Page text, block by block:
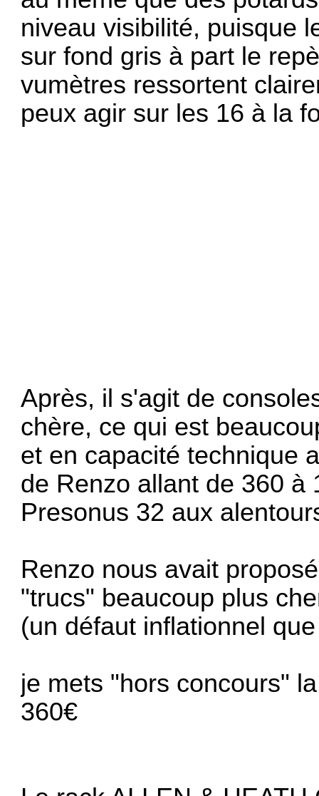
niveau visibilité, puisque
sur fond gris à part le
vumètres ressortent
peux agir sur les 16 à la
Après, il s'agit de
chère, ce qui est
et en capacité technique
de Renzo allant de 360 à
Presonus 32 aux
Renzo nous avait
"trucs" beaucoup plus
(un défaut inflationnel
je mets "hors concours"
360€